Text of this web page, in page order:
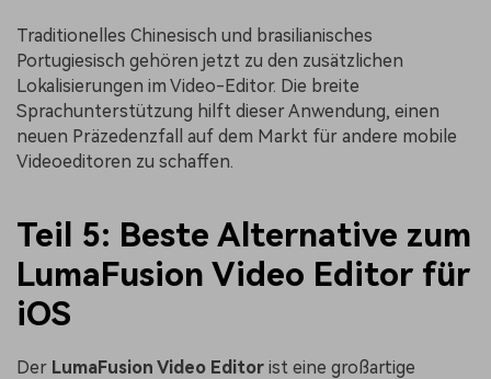
Traditionelles Chinesisch und brasilianisches
Portugiesisch gehören jetzt zu den zusätzlichen
Lokalisierungen im Video-Editor. Die breite
Sprachunterstützung hilft dieser Anwendung, einen
neuen Präzedenzfall auf dem Markt für andere mobile
Videoeditoren zu schaffen.
Teil 5: Beste Alternative zum
LumaFusion Video Editor für
iOS
Der LumaFusion Video Editor ist eine großartige